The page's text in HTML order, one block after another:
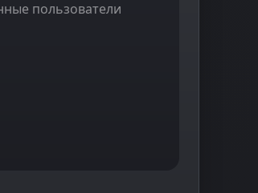
пользователи